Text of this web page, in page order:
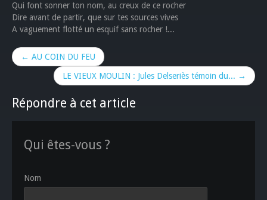
Qui font sonner ton nom, au creux de ce rocher
Dire avant de partir, que sur tes sources vives
A vaguement flotté un esquif sans rocher !...
← AU COIN DU FEU
LE VIEUX MOULIN : Jules Delseriès témoin du... →
Répondre à cet article
Qui êtes-vous ?
Nom